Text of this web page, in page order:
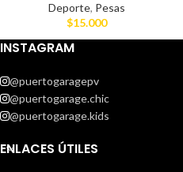
Deporte, Pesas
$15.000
INSTAGRAM
@puertogaragepv
@puertogarage.chic
@puertogarage.kids
ENLACES ÚTILES